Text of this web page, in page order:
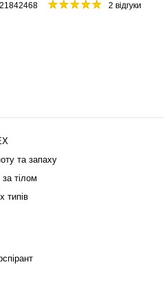
2 відгуки
та запаху
тілом
типів